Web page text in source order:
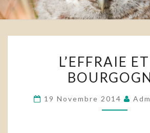
ET
LA
L’EFFRAIE
19 Novembre 2014